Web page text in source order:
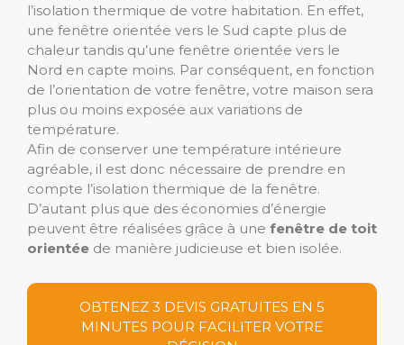
l’isolation thermique de votre habitation. En effet,
une fenêtre orientée vers le Sud capte plus de
chaleur tandis qu’une fenêtre orientée vers le
Nord en capte moins. Par conséquent, en fonction
de l’orientation de votre fenêtre, votre maison sera
plus ou moins exposée aux variations de
température.
Afin de conserver une température intérieure
agréable, il est donc nécessaire de prendre en
compte l’isolation thermique de la fenêtre.
D’autant plus que des économies d’énergie
peuvent être réalisées grâce à une fenêtre de toit
orientée de manière judicieuse et bien isolée.
OBTENEZ 3 DEVIS GRATUITES EN 5
MINUTES POUR FACILITER VOTRE